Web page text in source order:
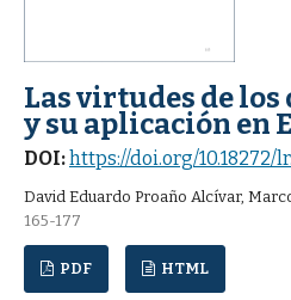
Las virtudes de
y su aplicación en
DOI:https://doi.org/10.18272/
David Eduardo Proaño Alcívar,
165-177
PDF HTML